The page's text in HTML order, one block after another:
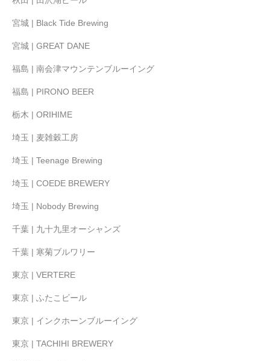
宮城 | Black Tide Brewing
宮城 | GREAT DANE
福島 | 南会津マウンテンブルーイング
福島 | PIRONO BEER
栃木 | ORIHIME
埼玉 | 麦雑穀工房
埼玉 | Teenage Brewing
埼玉 | COEDE BREWERY
埼玉 | Nobody Brewing
千葉 | 九十九里オーシャンズ
千葉 | 寒菊ブルワリー
東京 | VERTERE
東京 | ふたこビール
東京 | インクホーンブルーイング
東京 | TACHIHI BREWERY